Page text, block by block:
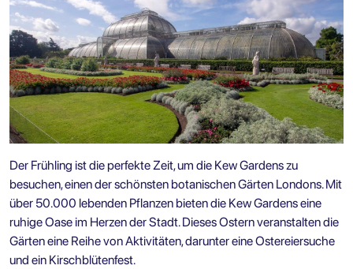
Der Frühling ist die perfekte Zeit, um die Kew Gardens zu
besuchen, einen der schönsten botanischen Gärten Londons. Mit
über 50.000 lebenden Pflanzen bieten die Kew Gardens eine
ruhige Oase im Herzen der Stadt. Dieses Ostern veranstalten die
Gärten eine Reihe von Aktivitäten, darunter eineOstereiersuche
und ein Kirschblütenfest.